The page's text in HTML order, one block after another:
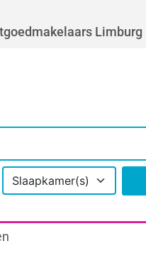
Limburg
Slaapkamer(s)